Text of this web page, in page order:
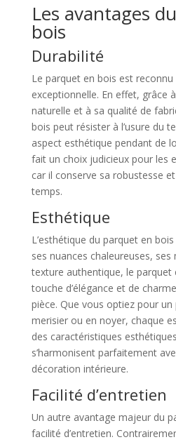
Les avantages
bois
Durabilité
Le parquet en bois est
exceptionnelle. En effet, grâce
naturelle et à sa qualité de
bois peut résister à l’usure du
aspect esthétique pendant de
fait un choix judicieux pour les
car il conserve sa robustesse
temps.
Esthétique
L’esthétique du parquet en
ses nuances chaleureuses,
texture authentique, le parquet
touche d’élégance et de
pièce. Que vous optiez pour
merisier ou en noyer, chaque
des caractéristiques
s’harmonisent parfaitement
décoration intérieure.
Facilité d’entretien
Un autre avantage majeur du
facilité d’entretien.